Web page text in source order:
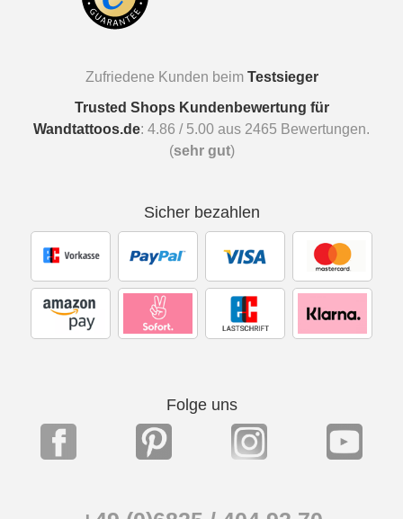
Zufriedene Kunden beim Testsieger
Trusted Shops Kundenbewertung für
Wandtattoos.de: 4.86 / 5.00 aus 2465 Bewertungen.
(sehr gut)
Sicher bezahlen
Folge uns